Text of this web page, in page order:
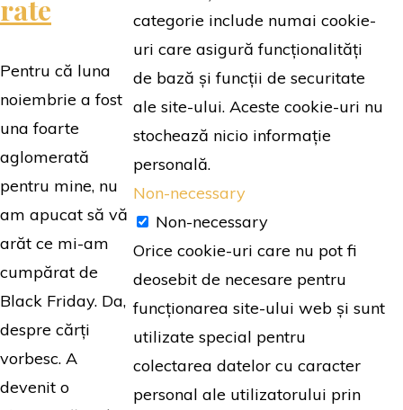
India
Sega"
rate
Pentru că luna
noiembrie a fost
una foarte
aglomerată
pentru mine, nu
am apucat să vă
arăt ce mi-am
cumpărat de
Black Friday. Da,
despre cărți
vorbesc. A
devenit o
categorie include numai cookie-
uri care asigură funcționalități
de bază și funcții de securitate
ale site-ului. Aceste cookie-uri nu
stochează nicio informație
personală.
Non-necessary
Non-necessary
Orice cookie-uri care nu pot fi
deosebit de necesare pentru
funcționarea site-ului web și sunt
utilizate special pentru
colectarea datelor cu caracter
personal ale utilizatorului prin